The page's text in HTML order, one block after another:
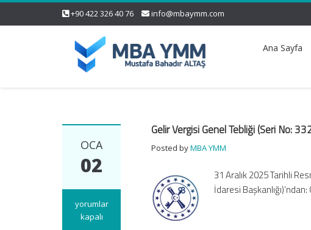
+90 422 326 40 76 info@mbaymm.com
Ana Sayfa
OCA
02
Gelir
Vergisi
yorumlar
kapalı
Gelir Vergisi Genel Tebliği (Seri No:
Posted byMBA YMM
31 Aralık 2025 Tarihli
İdaresi